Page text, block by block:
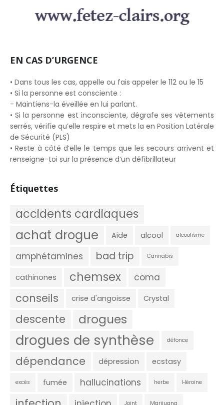
EN CAS D’URGENCE
• Dans tous les cas, appelle ou fais appeler le 112 ou le 15
• Si la personne est consciente :
- Maintiens-la éveillée en lui parlant.
• Si la personne est inconsciente, dégrafe ses vêtements
serrés, vérifie qu’elle respire et mets la en Position Latérale
de Sécurité (PLS)
• Reste à côté d’elle le temps que les secours arrivent et
renseigne-toi sur la présence d’un défibrillateur
Étiquettes
accidents cardiaques
achat drogue Aide alcool alcoolisme
amphétamines bad trip Cannabis
cathinones chemsex coma
conseils crise d'angoisse Crystal
descente drogues
drogues de synthèse défonce
dépendance dépression ecstasy
excès fumée hallucinations herbe Héroïne
Joint Marijuana